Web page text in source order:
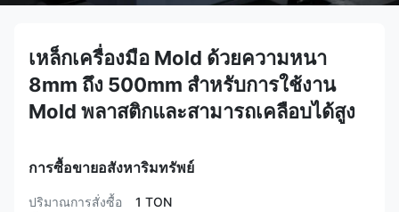
เหล็กเครื่องมือ Mold ด้วยความหนา
8mm ถึง 500mm สําหรับการใช้งาน
Mold พลาสติกและสามารถเคลือบได้สูง
การซื้อขายอสังหาริมทรัพย์
ปริมาณการสั่งซื้อ
1 TON